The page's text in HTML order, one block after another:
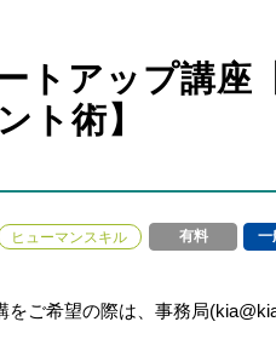
トアップ講座
ト術】
ヒューマンスキル 有料 一
ご希望の際は、事務局